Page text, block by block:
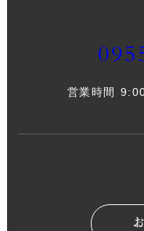
営業時間